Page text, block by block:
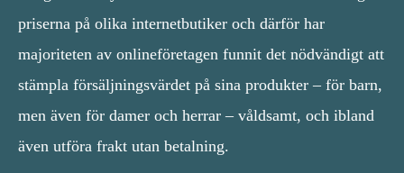
priserna på olika internetbutiker och därför har
majoriteten av onlineföretagen funnit det nödvändigt att
stämpla försäljningsvärdet på sina produkter – för barn,
men även för damer och herrar – våldsamt, och ibland
även utföra frakt utan betalning.